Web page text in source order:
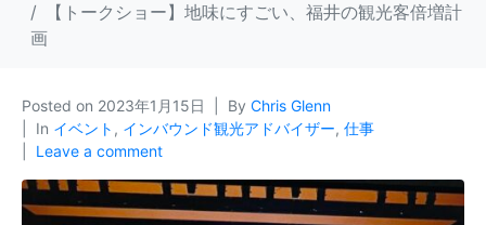
【トークショー】地味にすごい、福井の観光客倍増計
画
Posted on 2023年1月15日 By Chris Glenn
In イベント , インバウンド観光アドバイザー, 仕事
Leave a comment